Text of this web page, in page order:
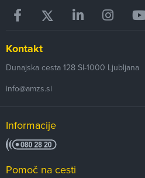
Kontakt
Dunajska cesta 128 SI-1000 Ljubljana
info@amzs.si
Informacije
Pomoč na cesti